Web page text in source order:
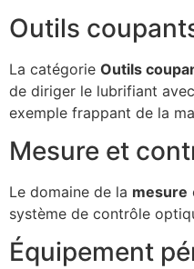
Outils
La catégorie Outils
de diriger le lubrifiant
exemple frappant de la
Mesure et
Le domaine de la mesure
système de contrôle
Équipement